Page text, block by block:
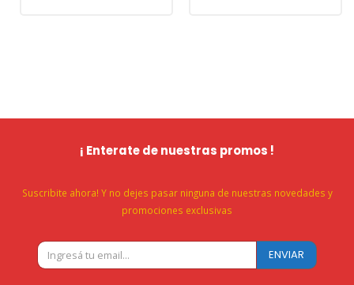
¡ Enterate de nuestras promos !
Suscribite ahora! Y no dejes pasar ninguna de nuestras novedades y
promociones exclusivas